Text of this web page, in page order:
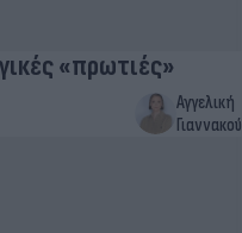
«πρωτιές»
Αγγελική
Γιαννακού